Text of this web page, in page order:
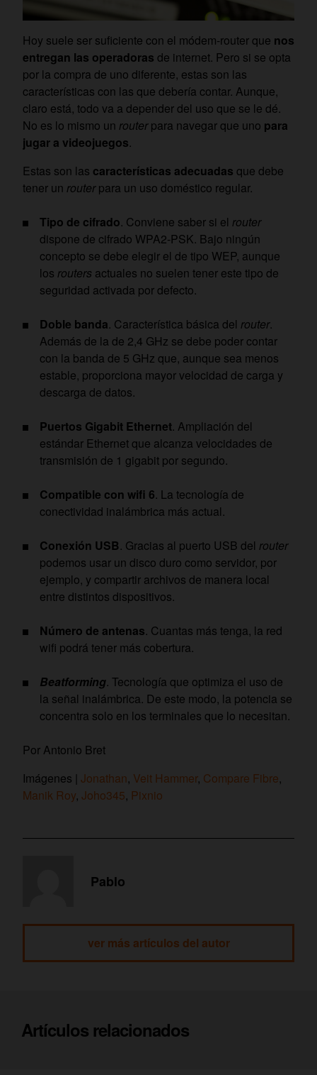
Hoy suele ser suficiente con el módem-router que nos
entregan las operadoras de internet. Pero si se opta
por la compra de uno diferente, estas son las
características con las que debería contar. Aunque,
claro está, todo va a depender del uso que se le dé.
No es lo mismo un routerpara navegar que uno para
jugar a videojuegos.
Estas son las características adecuadas que debe
tener un routerpara un uso doméstico regular.
Tipo de cifrado. Conviene saber si el router
dispone de cifrado WPA2-PSK. Bajo ningún
concepto se debe elegir el de tipo WEP, aunque
los routers actuales no suelen tener este tipo de
seguridad activada por defecto.
Doble banda. Característica básica del router.
Además de la de 2,4 GHz se debe poder contar
con la banda de 5 GHz que, aunque sea menos
estable, proporciona mayor velocidad de carga y
descarga de datos.
Puertos Gigabit Ethernet. Ampliación del
estándar Ethernet que alcanza velocidades de
transmisión de 1 gigabit por segundo.
Compatible con wifi 6. La tecnología de
conectividad inalámbrica más actual.
Conexión USB. Gracias al puerto USB del router
podemos usar un disco duro como servidor, por
ejemplo, y compartir archivos de manera local
entre distintos dispositivos.
Número de antenas. Cuantas más tenga, la red
wifi podrá tener más cobertura.
Beatforming. Tecnología que optimiza el uso de
la señal inalámbrica. De este modo, la potencia se
concentra solo en los terminales que lo necesitan.
Por Antonio Bret
Imágenes | Jonathan, Veit Hammer, Compare Fibre,
Manik Roy, Joho345, Pixnio
Pablo
ver más artículos del autor
Artículos relacionados